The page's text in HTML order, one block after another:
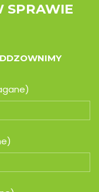
SPRAWIE